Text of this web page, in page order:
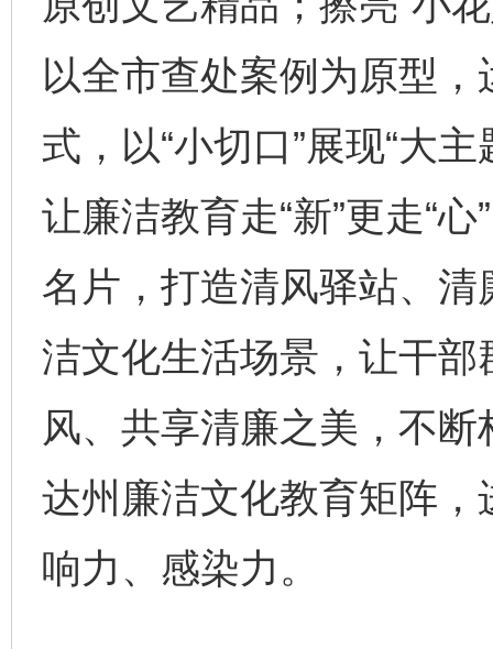
以全市查处案例为原型
式，以“小切口”展现“大主
让廉洁教育走“新”更走“
名片，打造清风驿站、
洁文化生活场景，让干
风、共享清廉之美，不
达州廉洁文化教育矩阵
响力、感染力。
一批国家标准开始实施 从
以产业富民促振兴 酒驾